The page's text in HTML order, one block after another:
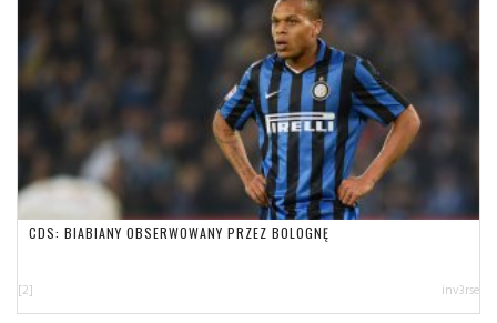
CDS: BIABIANY OBSERWOWANY PRZEZ BOLOGNĘ
[2] inv3rse